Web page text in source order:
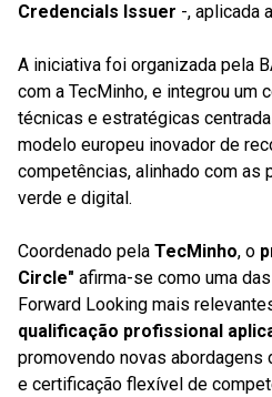
Credencials Issuer -, aplicada
A iniciativa foi organizada pela
com a TecMinho, e integrou um
técnicas e estratégicas
modelo europeu inovador de
competências, alinhado com as
verde e digital.
Coordenado pela TecMinho, o
Circle" afirma-se como uma
Forward Looking mais
qualificação profissional
promovendo novas abordagens
e certificação flexível de